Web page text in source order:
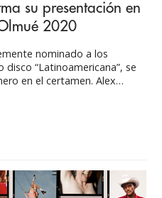
su presentación en
2020
nominado a los
“Latinoamericana”, se
en el certamen. Alex
de Olmué 2020. Esta